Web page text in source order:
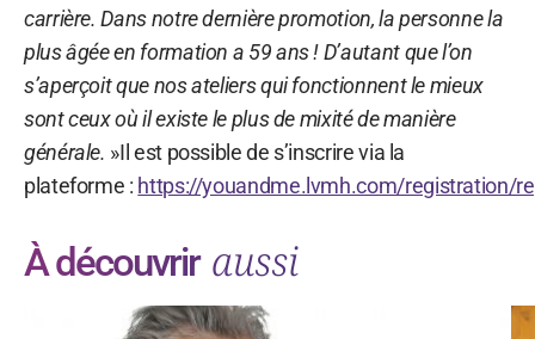
carrière. Dans notre dernière promotion, la personne la
plus âgée en formation a 59 ans ! D’autant que l’on
s’aperçoit que nos ateliers qui fonctionnent le mieux
sont ceux où il existe le plus de mixité de manière
générale. »Il est possible de s’inscrire via la
plateforme : https://youandme.lvmh.com/registration/
À découvrir aussi